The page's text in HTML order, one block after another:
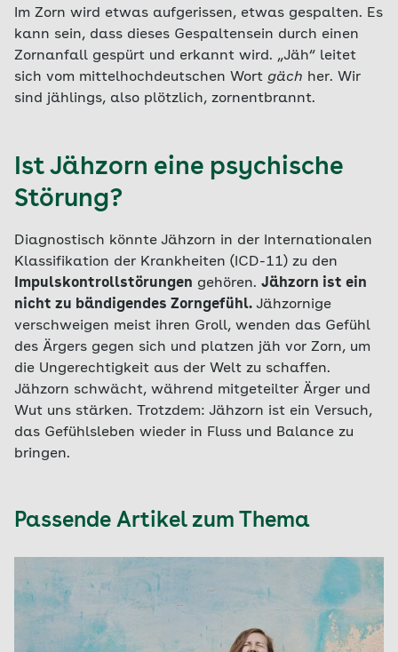
Im Zorn wird etwas aufgerissen, etwas gespalten. Es
kann sein, dass dieses Gespaltensein durch einen
Zornanfall gespürt und erkannt wird. „Jäh“ leitet
sich vom mittelhochdeutschen Wort gäch her. Wir
sind jählings, also plötzlich, zornentbrannt.
Ist Jähzorn eine psychische
Störung?
Diagnostisch könnte Jähzorn in der Internationalen
Klassifikation der Krankheiten (ICD-11) zu den
Impulskontrollstörungen gehören. Jähzorn ist ein
nicht zu bändigendes Zorngefühl. Jähzornige
verschweigen meist ihren Groll, wenden das Gefühl
des Ärgers gegen sich und platzen jäh vor Zorn, um
die Ungerechtigkeit aus der Welt zu schaffen.
Jähzorn schwächt, während mitgeteilter Ärger und
Wut uns stärken. Trotzdem: Jähzorn ist ein Versuch,
das Gefühlsleben wieder in Fluss und Balance zu
bringen.
Passende Artikel zum Thema